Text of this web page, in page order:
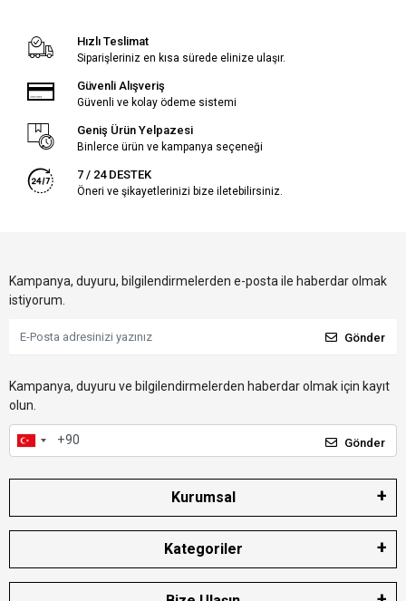
Hızlı Teslimat
Siparişleriniz en kısa sürede elinize ulaşır.
Güvenli Alışveriş
Güvenli ve kolay ödeme sistemi
Geniş Ürün Yelpazesi
Binlerce ürün ve kampanya seçeneği
7 / 24 DESTEK
Öneri ve şikayetlerinizi bize iletebilirsiniz.
Kampanya, duyuru, bilgilendirmelerden e-posta ile haberdar olmak
istiyorum.
Gönder
Kampanya, duyuru ve bilgilendirmelerden haberdar olmak için kayıt
olun.
Gönder
Kurumsal
Kategoriler